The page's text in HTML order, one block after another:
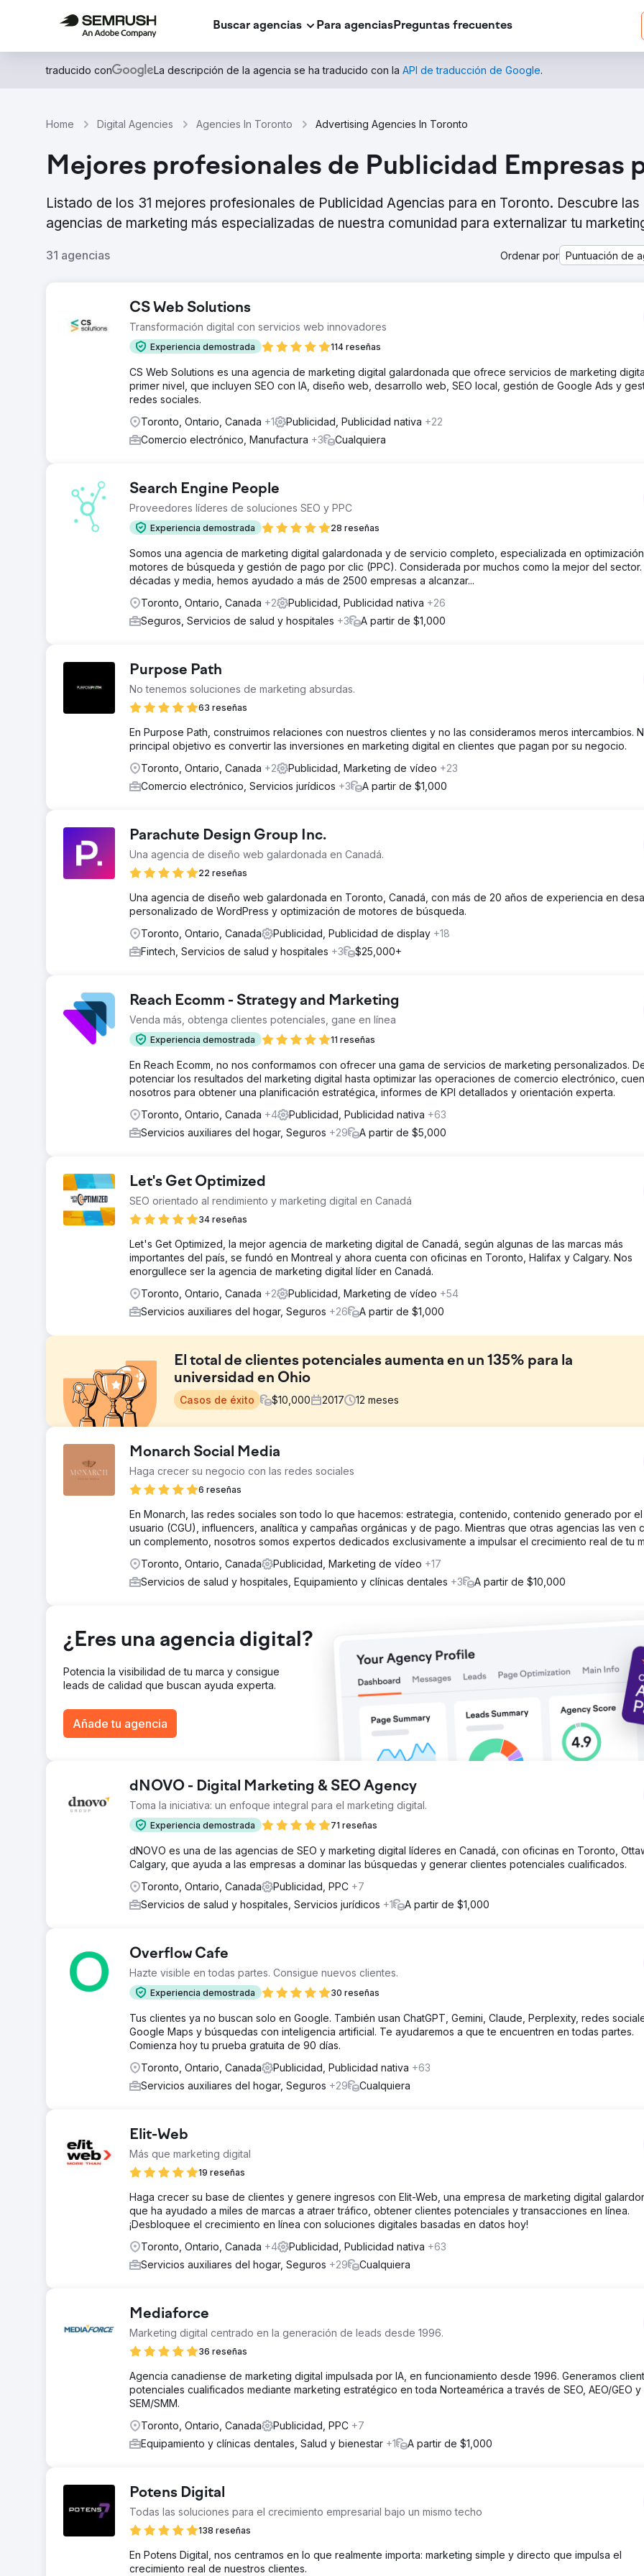
Buscar agencias Para agenciasPreguntas frecuentes
traducido con La descripción de la agencia se ha traducido con la API de traducción de Google.
Home Digital Agencies Agencies In Toronto Advertising Agencies In Toronto
Mejores profesionales de Publicidad Empresas
Listado de los 31 mejores profesionales de Publicidad Agencias para en Toronto. Descubre las
agencias de marketing más especializadas de nuestra comunidad para externalizar tu
31 agencias Ordenar por Puntuación de
CS Web Solutions
Transformación digital con servicios web innovadores
Experiencia demostrada 114 reseñas
CS Web Solutions es una agencia de marketing digital galardonada que ofrece servicios de marketing
primer nivel, que incluyen SEO con IA, diseño web, desarrollo web, SEO local, gestión de Google Ads y
redes sociales.
Toronto, Ontario, Canada +1 Publicidad, Publicidad nativa +22
Comercio electrónico, Manufactura +3 Cualquiera
Search Engine People
Proveedores líderes de soluciones SEO y PPC
Experiencia demostrada 28 reseñas
Somos una agencia de marketing digital galardonada y de servicio completo, especializada en
motores de búsqueda y gestión de pago por clic (PPC). Considerada por muchos como la mejor del sector.
décadas y media, hemos ayudado a más de 2500 empresas a alcanzar...
Toronto, Ontario, Canada +2 Publicidad, Publicidad nativa +26
Seguros, Servicios de salud y hospitales +3 A partir de $1,000
Purpose Path
No tenemos soluciones de marketing absurdas.
63 reseñas
En Purpose Path, construimos relaciones con nuestros clientes y no las consideramos meros intercambios.
principal objetivo es convertir las inversiones en marketing digital en clientes que pagan por su negocio.
Toronto, Ontario, Canada +2 Publicidad, Marketing de vídeo +23
Comercio electrónico, Servicios jurídicos +3 A partir de $1,000
Parachute Design Group Inc.
Una agencia de diseño web galardonada en Canadá.
22 reseñas
Una agencia de diseño web galardonada en Toronto, Canadá, con más de 20 años de experiencia en
personalizado de WordPress y optimización de motores de búsqueda.
Toronto, Ontario, Canada
Publicidad, Publicidad de display +18
Fintech, Servicios de salud y hospitales +3 $25,000+
Reach Ecomm - Strategy and Marketing
Venda más, obtenga clientes potenciales, gane en línea
Experiencia demostrada 11 reseñas
En Reach Ecomm, no nos conformamos con ofrecer una gama de servicios de marketing personalizados.
potenciar los resultados del marketing digital hasta optimizar las operaciones de comercio electrónico,
nosotros para obtener una planificación estratégica, informes de KPI detallados y orientación experta.
Toronto, Ontario, Canada +4 Publicidad, Publicidad nativa +63
Servicios auxiliares del hogar, Seguros +29 A partir de $5,000
Let's Get Optimized
SEO orientado al rendimiento y marketing digital en Canadá
34 reseñas
Let's Get Optimized, la mejor agencia de marketing digital de Canadá, según algunas de las marcas más
importantes del país, se fundó en Montreal y ahora cuenta con oficinas en Toronto, Halifax y Calgary. Nos
enorgullece ser la agencia de marketing digital líder en Canadá.
Toronto, Ontario, Canada +2 Publicidad, Marketing de vídeo +54
Servicios auxiliares del hogar, Seguros +26 A partir de $1,000
El total de clientes potenciales aumenta en un 135% para la
universidad en Ohio
Casos de éxito $10,000 2017 12 meses
El reto
La competencia por los programas de posgrado en marketing en Ohio se ha intensificado significativamente en los últimos
principalmente debido a la mayor rivalidad y la proliferación de opciones de títulos, particularmente en línea, que ofrecen
universidades.
Ejecutamos una estrategia personalizada diseñada para su público objetivo mejorando la visibilidad en los motores de
agregando palabras clave específicas relevantes para la audiencia y ajustando el contenido de su sitio.
- Los clientes potenciales generales aumentan un 135 % - Los clientes potenciales orgánicos aumentan un 38 % - Los
potenciales pagados aumentan un 148 %
Monarch Social Media
Haga crecer su negocio con las redes sociales
6 reseñas
En Monarch, las redes sociales son todo lo que hacemos: estrategia, contenido, contenido generado por el
usuario (CGU), influencers, analítica y campañas orgánicas y de pago. Mientras que otras agencias las ven
un complemento, nosotros somos expertos dedicados exclusivamente a impulsar el crecimiento real de tu
Toronto, Ontario, Canada
Publicidad, Marketing de vídeo +17
Servicios de salud y hospitales, Equipamiento y clínicas dentales +3 A partir de $10,000
¿Eres una agencia digital?
Potencia la visibilidad de tu marca y consigue
leads de calidad que buscan ayuda experta.
Añade tu agencia
dNOVO - Digital Marketing & SEO Agency
Toma la iniciativa: un enfoque integral para el marketing digital.
Experiencia demostrada 71 reseñas
dNOVO es una de las agencias de SEO y marketing digital líderes en Canadá, con oficinas en Toronto,
Calgary, que ayuda a las empresas a dominar las búsquedas y generar clientes potenciales cualificados.
Toronto, Ontario, Canada
Publicidad, PPC +7
Servicios de salud y hospitales, Servicios jurídicos +1 A partir de $1,000
Overflow Cafe
Hazte visible en todas partes. Consigue nuevos clientes.
Experiencia demostrada 30 reseñas
Tus clientes ya no buscan solo en Google. También usan ChatGPT, Gemini, Claude, Perplexity, redes
Google Maps y búsquedas con inteligencia artificial. Te ayudaremos a que te encuentren en todas partes.
Comienza hoy tu prueba gratuita de 90 días.
Toronto, Ontario, Canada
Publicidad, Publicidad nativa +63
Servicios auxiliares del hogar, Seguros +29 Cualquiera
Elit-Web
Más que marketing digital
19 reseñas
Haga crecer su base de clientes y genere ingresos con Elit-Web, una empresa de marketing digital
que ha ayudado a miles de marcas a atraer tráfico, obtener clientes potenciales y transacciones en línea.
¡Desbloquee el crecimiento en línea con soluciones digitales basadas en datos hoy!
Toronto, Ontario, Canada +4 Publicidad, Publicidad nativa +63
Servicios auxiliares del hogar, Seguros +29 Cualquiera
Mediaforce
Marketing digital centrado en la generación de leads desde 1996.
36 reseñas
Agencia canadiense de marketing digital impulsada por IA, en funcionamiento desde 1996. Generamos
potenciales cualificados mediante marketing estratégico en toda Norteamérica a través de SEO, AEO/GEO y
SEM/SMM.
Toronto, Ontario, Canada
Publicidad, PPC +7
Equipamiento y clínicas dentales, Salud y bienestar +1 A partir de $1,000
Potens Digital
Todas las soluciones para el crecimiento empresarial bajo un mismo techo
138 reseñas
En Potens Digital, nos centramos en lo que realmente importa: marketing simple y directo que impulsa el
crecimiento real de nuestros clientes.